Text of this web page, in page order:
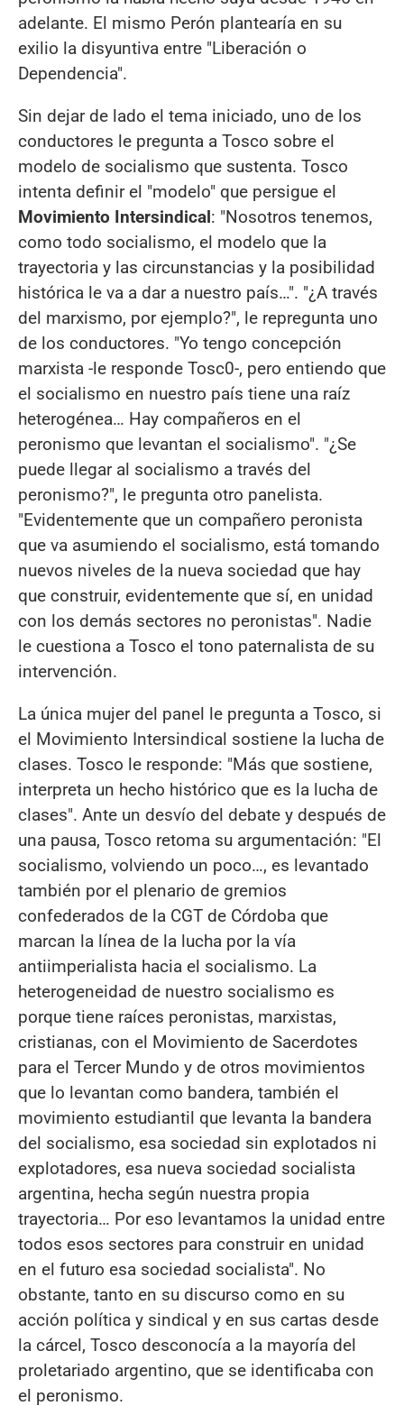
adelante. El mismo Perón plantearía en su
exilio la disyuntiva entre "Liberación o
Dependencia".
Sin dejar de lado el tema iniciado, uno de los
conductores le pregunta a Tosco sobre el
modelo de socialismo que sustenta. Tosco
intenta definir el "modelo" que persigue el
Movimiento Intersindical: "Nosotros tenemos,
como todo socialismo, el modelo que la
trayectoria y las circunstancias y la posibilidad
histórica le va a dar a nuestro país…". "¿A través
del marxismo, por ejemplo?", le repregunta uno
de los conductores. "Yo tengo concepción
marxista -le responde Tosc0-, pero entiendo que
el socialismo en nuestro país tiene una raíz
heterogénea… Hay compañeros en el
peronismo que levantan el socialismo". "¿Se
puede llegar al socialismo a través del
peronismo?", le pregunta otro panelista.
"Evidentemente que un compañero peronista
que va asumiendo el socialismo, está tomando
nuevos niveles de la nueva sociedad que hay
que construir, evidentemente que sí, en unidad
con los demás sectores no peronistas". Nadie
le cuestiona a Tosco el tono paternalista de su
intervención.
La única mujer del panel le pregunta a Tosco, si
el Movimiento Intersindical sostiene la lucha de
clases. Tosco le responde: "Más que sostiene,
interpreta un hecho histórico que es la lucha de
clases". Ante un desvío del debate y después de
una pausa, Tosco retoma su argumentación: "El
socialismo, volviendo un poco…, es levantado
también por el plenario de gremios
confederados de la CGT de Córdoba que
marcan la línea de la lucha por la vía
antiimperialista hacia el socialismo. La
heterogeneidad de nuestro socialismo es
porque tiene raíces peronistas, marxistas,
cristianas, con el Movimiento de Sacerdotes
para el Tercer Mundo y de otros movimientos
que lo levantan como bandera, también el
movimiento estudiantil que levanta la bandera
del socialismo, esa sociedad sin explotados ni
explotadores, esa nueva sociedad socialista
argentina, hecha según nuestra propia
trayectoria… Por eso levantamos la unidad entre
todos esos sectores para construir en unidad
en el futuro esa sociedad socialista". No
obstante, tanto en su discurso como en su
acción política y sindical y en sus cartas desde
la cárcel, Tosco desconocía a la mayoría del
proletariado argentino, que se identificaba con
el peronismo.